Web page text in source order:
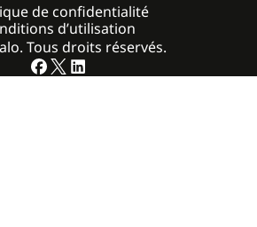
Tous droits réservés.
de confidentialité
d’utilisation